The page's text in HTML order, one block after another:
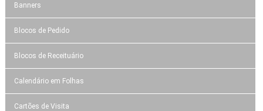
Banners
Blocos de Pedido
Blocos de Receituário
Calendário em Folhas
Cartões de Visita